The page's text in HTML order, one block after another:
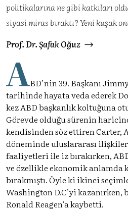
politikalarına ne gibi katkıları
siyasi miras bıraktı? Yeni kuşak
Prof. Dr. Şafak Oğuz
ABD’nin 39. Başkanı
tarihinde hayata veda ederek
kez ABD başkanlık koltuğuna
Görevde olduğu sürenin
kendisinden söz ettiren Carter,
döneminde uluslararası
faaliyetleri ile iz bırakırken,
ve özellikle ekonomik anlamda
bırakmıştı. Öyle ki ikinci
Washington D.C’yi kazanırken,
Ronald Reagen’a kaybetti.